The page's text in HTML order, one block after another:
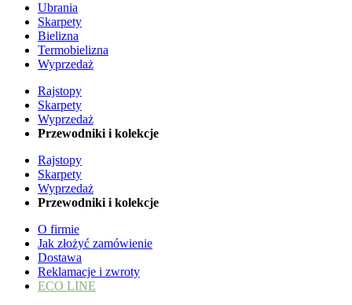
Ubrania
Skarpety
Bielizna
Termobielizna
Wyprzedaż
Rajstopy
Skarpety
Wyprzedaż
Przewodniki i kolekcje
Rajstopy
Skarpety
Wyprzedaż
Przewodniki i kolekcje
O firmie
Jak złożyć zamówienie
Dostawa
Reklamacje i zwroty
ECO LINE